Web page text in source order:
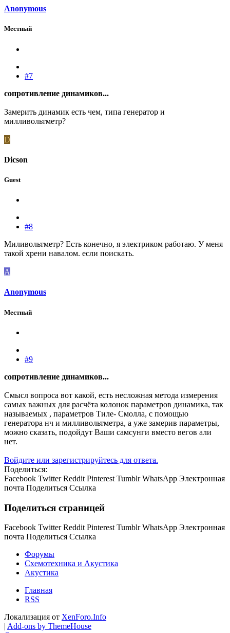
Anonymous
Местный
#7
сопротивление динамиков...
Замерить динамик есть чем, типа генератор и
милливольтметр?
D
Dicson
Guest
#8
Миливольтметр? Есть конечно, я электриком работаю. У меня
такой хрени навалом. если поискать.
A
Anonymous
Местный
#9
сопротивление динамиков...
Смысл вопроса вот какой, есть несложная метода измерения
самых важных для расчёта колонок параметров динамика, так
называемых , параметров Тиле- Смолла, с помощью
генератора нч и милливольтметра, а уже замерив параметры,
можно сказать, подойдут Ваши самсунги вместо вегов али
нет.
Войдите или зарегистрируйтесь для ответа.
Поделиться:
Facebook Twitter Reddit Pinterest Tumblr WhatsApp Электронная
почта Поделиться Ссылка
Поделиться страницей
Facebook Twitter Reddit Pinterest Tumblr WhatsApp Электронная
почта Поделиться Ссылка
Форумы
Схемотехника и Акустика
Акустика
Главная
RSS
Локализация от XenForo.Info
| Add-ons by ThemeHouse